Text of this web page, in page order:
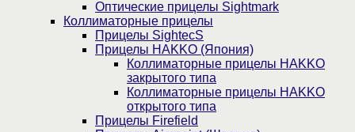
Оптические прицелы Sightmark
Коллиматорные прицелы
Прицелы SightecS
Прицелы HAKKO (Япония)
Коллиматорные прицелы HAKKO
закрытого типа
Коллиматорные прицелы HAKKO
открытого типа
Прицелы Firefield